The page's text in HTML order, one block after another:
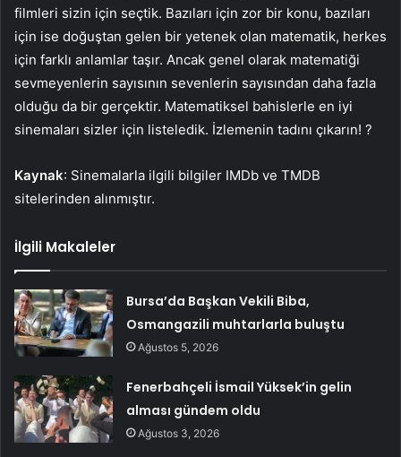
filmleri sizin için seçtik. Bazıları için zor bir konu, bazıları
için ise doğuştan gelen bir yetenek olan matematik, herkes
için farklı anlamlar taşır. Ancak genel olarak matematiği
sevmeyenlerin sayısının sevenlerin sayısından daha fazla
olduğu da bir gerçektir. Matematiksel bahislerle en iyi
sinemaları sizler için listeledik. İzlemenin tadını çıkarın! ?
Kaynak: Sinemalarla ilgili bilgiler IMDb ve TMDB
sitelerinden alınmıştır.
İlgili Makaleler
Bursa’da Başkan Vekili Biba,
Osmangazili muhtarlarla buluştu
Ağustos 5, 2026
Fenerbahçeli İsmail Yüksek’in gelin
alması gündem oldu
Ağustos 3, 2026